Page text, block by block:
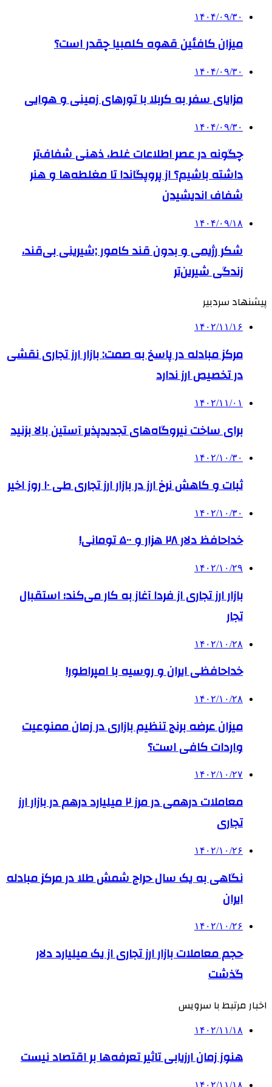
۱۴۰۴/۰۹/۳۰
میزان کافئین قهوه کلمبیا چقدر است؟
۱۴۰۴/۰۹/۳۰
مزایای سفر به کربلا با تورهای زمینی و هوایی
۱۴۰۴/۰۹/۳۰
چگونه در عصر اطلاعات غلط، ذهنی شفاف‌تر
داشته باشیم؟ از پروپگاندا تا مغلطه‌ها و هنر
شفاف اندیشیدن
۱۴۰۴/۰۹/۱۸
شکر رژیمی و بدون قند کامور ;شیرینی بی‌قند،
زندگی شیرین‌تر
پیشنهاد سردبیر
۱۴۰۲/۱۱/۱۶
مرکز مبادله در پاسخ به صمت: بازار ارز تجاری نقشی
در تخصیص ارز ندارد
۱۴۰۲/۱۱/۰۱
برای ساخت نیروگاه‌های تجدیدپذیر آستین بالا بزنید
۱۴۰۲/۱۰/۳۰
ثبات و کاهش نرخ ارز در بازار ارز تجاری طی ۱۰ روز اخیر
۱۴۰۲/۱۰/۳۰
خداحافظ دلار ۲۸ هزار و ۵۰۰ تومانی!
۱۴۰۲/۱۰/۲۹
بازار ارز تجاری از فردا آغاز به کار می‌کند؛ استقبال
تجار
۱۴۰۲/۱۰/۲۸
خداحافظی ایران و روسیه با امپراطور!
۱۴۰۲/۱۰/۲۸
میزان عرضه برنج تنظیم بازاری در زمان ممنوعیت
واردات کافی است؟
۱۴۰۲/۱۰/۲۷
معاملات درهمی در مرز ٢ میلیارد درهم در بازار ارز
تجاری
۱۴۰۲/۱۰/۲۶
نگاهی به یک سال حراج شمش طلا در مرکز مبادله
ایران
۱۴۰۲/۱۰/۲۶
حجم معاملات بازار ارز تجاری از یک میلیارد دلار
گذشت
اخبار مرتبط با سرویس
۱۴۰۲/۱۱/۱۸
هنوز زمان ارزیابی تاثیر تعرفه‌ها بر اقتصاد نیست